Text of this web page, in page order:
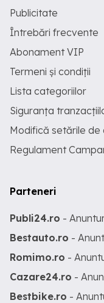
Publicitate
Întrebări frecvente
Abonament VIP
Termeni și condiții
Lista categoriilor
Siguranța
Modifică setările
Regulament
Parteneri
Publi24.ro -
Bestauto.ro -
Romimo.ro -
Cazare24.ro -
Bestbike.ro -